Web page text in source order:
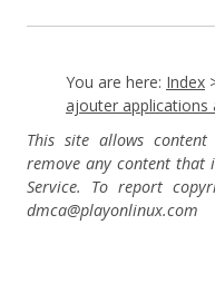
You are here: Index
ajouter applications
This site allows
remove any content that
Service. To report
dmca@playonlinux.com